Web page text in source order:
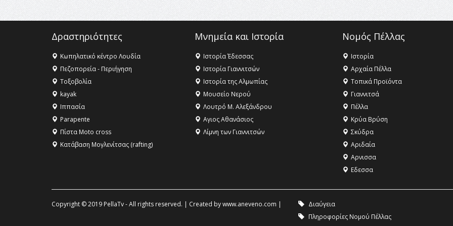
Δραστηριότητες
Κωπηλατικό κέντρο Λουδία
Πεζοπορεία - Περιήγηση
Τοξοβολία
kayak
Ιππασία
Parapente
Πίστα Moto cross
Κατάβαση Μογλενίτσας (rafting)
Μνημεία και Ιστορία
Ιστορία Έδεσσας
Ιστορία Γιαννιτσών
Ιστορία της Αλμωπίας
Μουσείο Νερού
Λουτρό Μ. Αλεξάνδρου
Αγιος Αθανάσιος
Λίμνη των Γιαννιτσών
Νομός Πέλλας
Ιστορία
Αρχαία Πέλλα
Τοπικά Προϊόντα
Γιαννιτσά
Πέλλα
Κρύα Βρύση
Σκύδρα
Αριδαία
Aρνισσα
Eδεσσα
Copyright © 2019 PellaTv - All rights reserved. | Created bywww.aneveno.com | Διαύγεια
Πληροφορίες Νομού Πέλλας